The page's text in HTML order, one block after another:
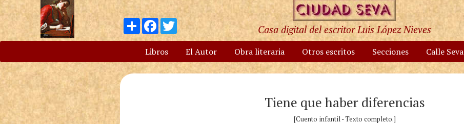
Compartir
Facebook
Twitter
Casa digital del escritor Luis López Nieves
Libros El Autor Obra literaria Otros escritos Secciones Calle Seva
Tiene que haber diferencias
[Cuento infantil - Texto completo.]